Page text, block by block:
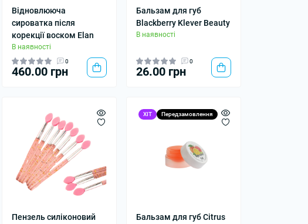
Відновлююча
сироватка після
корекції воском Elan
В наявності
0
460.00 грн
Бальзам для губ
Blackberry Klever Beauty
В наявності
0
26.00 грн
Пензель силіконовий
ХІТ Передзамовлення
Бальзам для губ Сitrus